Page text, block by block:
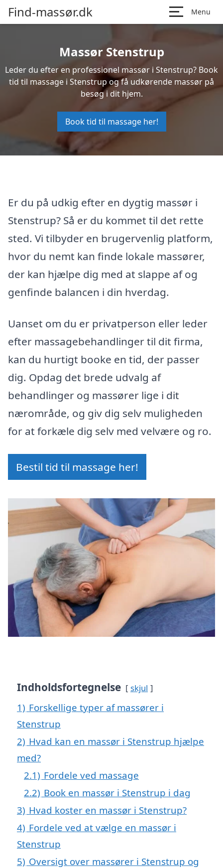
Find-massør.dk Menu
Massør Stenstrup
Leder du efter en professionel massør i Stenstrup? Book
tid til massage i Stenstrup og få udkørende massør på
besøg i dit hjem.
Book tid til massage her!
Er du på udkig efter en dygtig massør i
Stenstrup? Så er du kommet til det rette
sted. Vi tilbyder en brugervenlig platform,
hvor du nemt kan finde lokale massører,
der kan hjælpe dig med at slappe af og
genfinde balancen i din hverdag.
Uanset om du er privatperson eller leder
efter massagebehandlinger til dit firma,
kan du hurtigt booke en tid, der passer
dig. Opdag det brede udvalg af
behandlinger og massører lige i dit
nærområde, og giv dig selv muligheden
for at forkæle dig selv med velvære og ro.
Bestil tid til massage her!
Indholdsfortegnelse skjul
1) Forskellige typer af massører i
Stenstrup
2) Hvad kan en massør i Stenstrup hjælpe
med?
2.1) Fordele ved massage
2.2) Book en massør i Stenstrup i dag
3) Hvad koster en massør i Stenstrup?
4) Fordele ved at vælge en massør i
Stenstrup
5) Oversigt over massører i Stenstrup og